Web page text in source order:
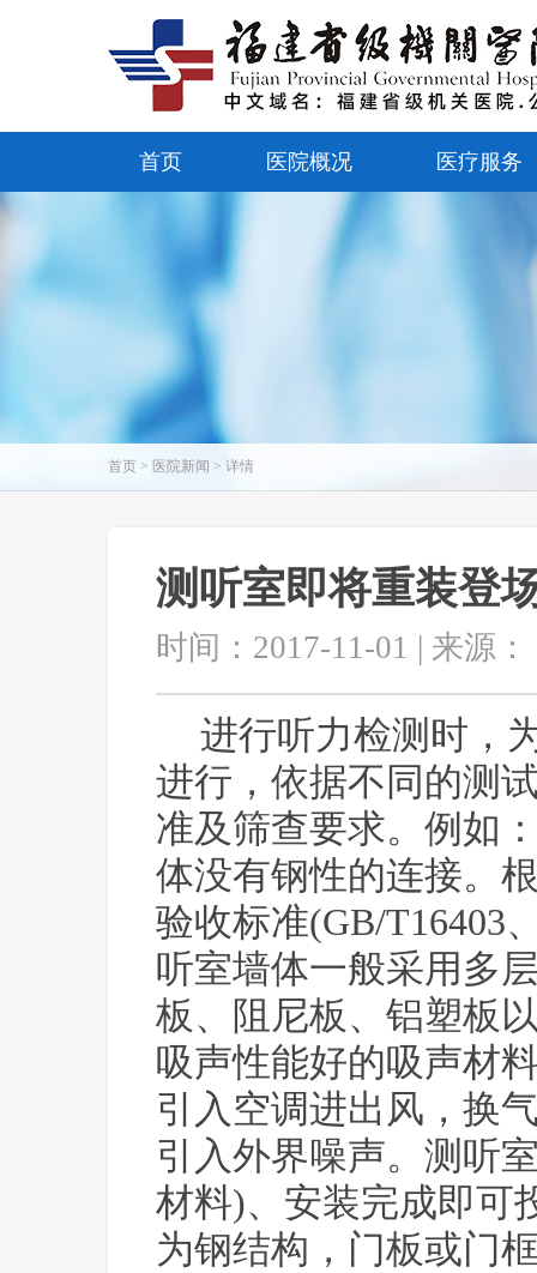
首页 医院概况 医疗服务
首页 > 医院新闻 > 详情
测听室即将重装登
时间：2017-11-01 | 来源
进行听力检测时，
进行，依据不同的测
准及筛查要求。例如
体没有钢性的连接。
验收标准(GB/T16403
听室墙体一般采用多
板、阻尼板、铝塑板
吸声性能好的吸声材
引入空调进出风，换
引入外界噪声。 测听
材料)、安装完成即可
为钢结构，门板或门